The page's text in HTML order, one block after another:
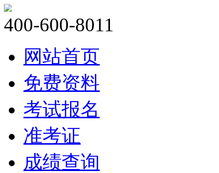
400-600-8011
网站首页
免费资料
考试报名
准考证
成绩查询